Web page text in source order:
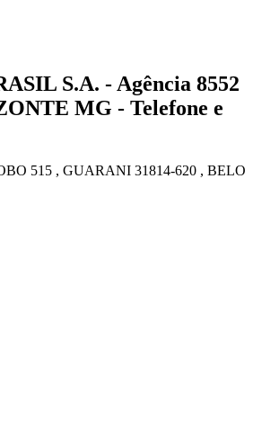
S.A. - Agência 8552
MG - Telefone e
515 , GUARANI 31814-620 , BELO